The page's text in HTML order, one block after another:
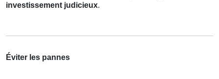
investissement judicieux.
Éviter les pannes